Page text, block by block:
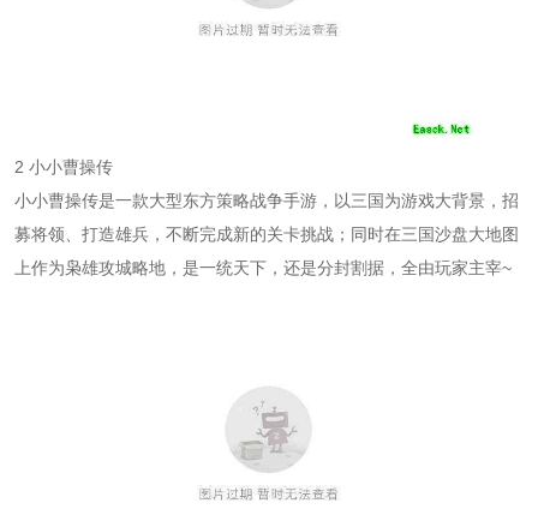
2 小小曹操传
小小曹操传是一款大型东方策略战争手游，以三国为游戏大背景，招
募将领、打造雄兵，不断完成新的关卡挑战；同时在三国沙盘大地图
上作为枭雄攻城略地，是一统天下，还是分封割据，全由玩家主宰~